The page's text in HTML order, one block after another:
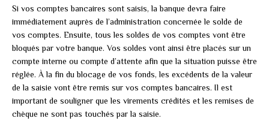
Si vos comptes bancaires sont saisis, la banque devra faire
immédiatement auprès de l’administration concernée le solde de
vos comptes. Ensuite, tous les soldes de vos comptes vont être
bloqués par votre banque. Vos soldes vont ainsi être placés sur un
compte interne ou compte d’attente afin que la situation puisse être
réglée. À la fin du blocage de vos fonds, les excédents de la valeur
de la saisie vont être remis sur vos comptes bancaires. Il est
important de souligner que les virements crédités et les remises de
chèque ne sont pas touchés par la saisie.